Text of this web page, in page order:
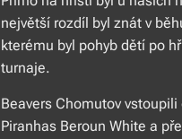
největší rozdíl byl znát v
kterému byl pohyb dětí po
turnaje.
Beavers Chomutov
Piranhas Beroun White a